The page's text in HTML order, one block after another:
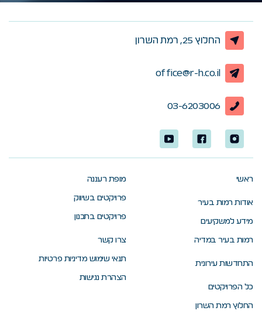
החלוץ 25, רמת השרון
office@r-h.co.il
03-6203006
ראשי
אודות רמות בעיר
מידע למשקיעים
רמות בעיר במדיה
התחדשות עירונית
כל הפרויקטים
החלוץ רמת השרון
מופת רעננה
פרויקטים בשיווק
פרויקטים בתכנון
צרו קשר
תנאי שימוש מדיניות פרטיות
הצהרת נגישות